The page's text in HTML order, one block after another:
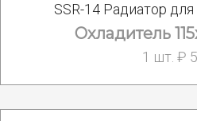
SSR-14 Радиатор
Охладитель
1 шт. ₽